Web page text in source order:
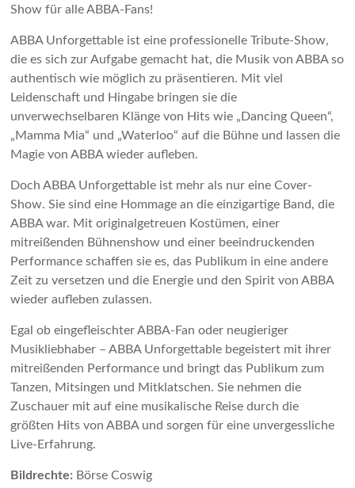
Show für alle ABBA-Fans!
ABBA Unforgettable ist eine professionelle Tribute-Show,
die es sich zur Aufgabe gemacht hat, die Musik von ABBA so
authentisch wie möglich zu präsentieren. Mit viel
Leidenschaft und Hingabe bringen sie die
unverwechselbaren Klänge von Hits wie „Dancing Queen“,
„Mamma Mia“ und „Waterloo“ auf die Bühne und lassen die
Magie von ABBA wieder aufleben.
Doch ABBA Unforgettable ist mehr als nur eine Cover-
Show. Sie sind eine Hommage an die einzigartige Band, die
ABBA war. Mit originalgetreuen Kostümen, einer
mitreißenden Bühnenshow und einer beeindruckenden
Performance schaffen sie es, das Publikum in eine andere
Zeit zu versetzen und die Energie und den Spirit von ABBA
wieder aufleben zulassen.
Egal ob eingefleischter ABBA-Fan oder neugieriger
Musikliebhaber – ABBA Unforgettable begeistert mit ihrer
mitreißenden Performance und bringt das Publikum zum
Tanzen, Mitsingen und Mitklatschen. Sie nehmen die
Zuschauer mit auf eine musikalische Reise durch die
größten Hits von ABBA und sorgen für eine unvergessliche
Live-Erfahrung.
Bildrechte: Börse Coswig